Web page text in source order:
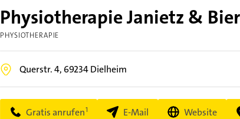
Physiotherapie Janietz &
PHYSIOTHERAPIE
Querstr. 4, 69234Dielheim
Gratis anrufen E-Mail Website